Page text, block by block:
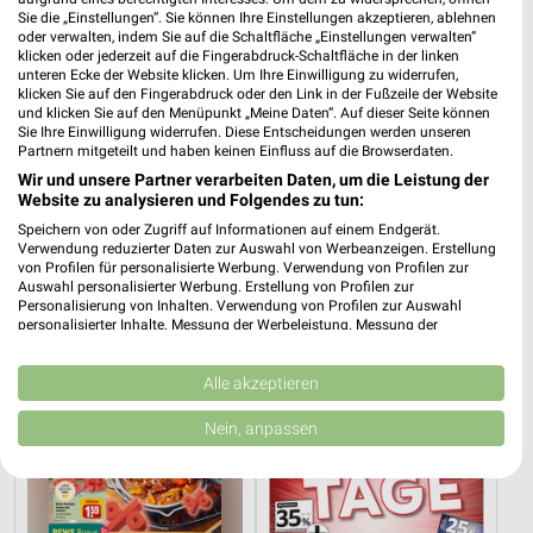
23 km
Dieter Knoll
Gültig bis Fr. 14.08.
23 km
Wohnen Spezial
Gültig bis Fr. 14.08.
Sie die „Einstellungen“. Sie können Ihre Einstellungen akzeptieren, ablehnen
oder verwalten, indem Sie auf die Schaltfläche „Einstellungen verwalten“
klicken oder jederzeit auf die Fingerabdruck-Schaltfläche in der linken
unteren Ecke der Website klicken. Um Ihre Einwilligung zu widerrufen,
klicken Sie auf den Fingerabdruck oder den Link in der Fußzeile der Website
und klicken Sie auf den Menüpunkt „Meine Daten“. Auf dieser Seite können
Sie Ihre Einwilligung widerrufen. Diese Entscheidungen werden unseren
Partnern mitgeteilt und haben keinen Einfluss auf die Browserdaten.
Wir und unsere Partner verarbeiten Daten, um die Leistung der
Website zu analysieren und Folgendes zu tun:
Speichern von oder Zugriff auf Informationen auf einem Endgerät.
Verwendung reduzierter Daten zur Auswahl von Werbeanzeigen. Erstellung
von Profilen für personalisierte Werbung. Verwendung von Profilen zur
Auswahl personalisierter Werbung. Erstellung von Profilen zur
Personalisierung von Inhalten. Verwendung von Profilen zur Auswahl
personalisierter Inhalte. Messung der Werbeleistung. Messung der
Kombinationen von Daten aus verschiedenen Quellen. Entwicklung und
Verbesserung der Angebote. Verwendung reduzierter Daten zur Auswahl
von Inhalten.
Daten können außerhalb der Europäischen Union weitergegeben und in die
USA gesendet werden.
Website/App.
Partnerliste anzeigen (1 IAB-Anbieter)
Alle akzeptieren
Nein, anpassen